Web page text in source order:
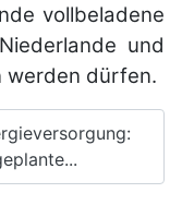
vollbeladene
und
werden dürfen.